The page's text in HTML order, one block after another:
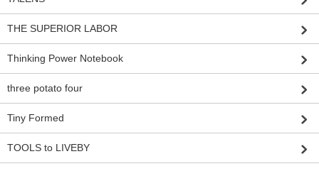
THE SUPERIOR LABOR
Thinking Power Notebook
three potato four
Tiny Formed
TOOLS to LIVEBY